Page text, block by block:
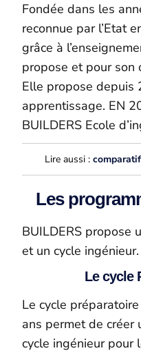
Fondée dans les
reconnue par l’Etat
grâce à
propose et pour son
Elle propose depuis
apprentissage. EN
BUILDERS Ecole
Lire aussi :
Les
BUILDERS propose
et un cycle ingénieur.
Le cycle
Le cycle
ans permet de créer
cycle ingénieur pour